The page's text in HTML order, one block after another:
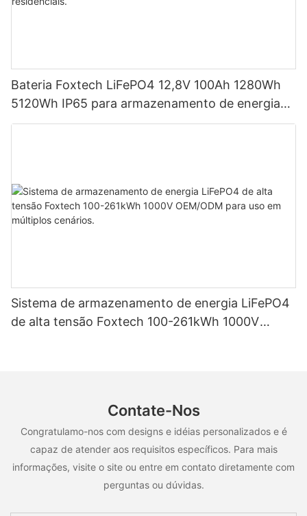
Bateria Foxtech LiFePO4 12,8V 100Ah 1280Wh
5120Wh IP65 para armazenamento de energia
em sistemas solares residenciais.
Sistema de armazenamento de energia LiFePO4
de alta tensão Foxtech 100-261kWh 1000V
Contate-Nos
Congratulamo-nos com designs e idéias personalizados e é
capaz de atender aos requisitos específicos. Para mais
informações, visite o site ou entre em contato diretamente com
perguntas ou dúvidas.